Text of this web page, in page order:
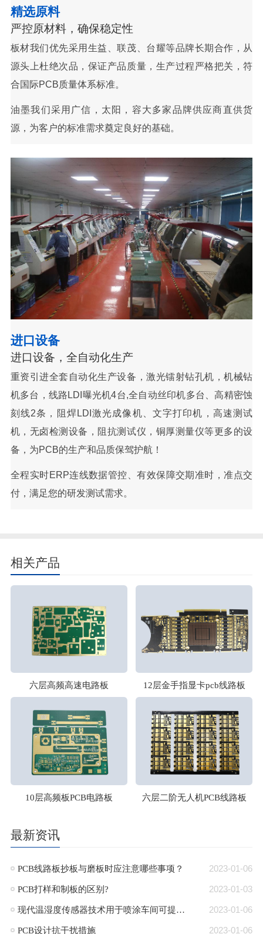
精选原料
严控原材料，确保稳定性
板材我们优先采用生益、联茂、台耀等品牌长期合作，从
源头上杜绝次品，保证产品质量，生产过程严格把关，符
合国际PCB质量体系标准。
油墨我们采用广信，太阳，容大多家品牌供应商直供货
源，为客户的标准需求奠定良好的基础。
进口设备
进口设备，全自动化生产
重资引进全套自动化生产设备，激光镭射钻孔机，机械钻
机多台，线路LDI曝光机4台,全自动丝印机多台、高精密蚀
刻线2条，阻焊LDI激光成像机、文字打印机，高速测试
机，无卤检测设备，阻抗测试仪，铜厚测量仪等更多的设
备，为PCB的生产和品质保驾护航！
全程实时ERP连线数据管控、有效保障交期准时，准点交
付，满足您的研发测试需求。
相关产品
六层高频高速电路板 12层金手指显卡pcb线路板
10层高频板PCB电路板 六层二阶无人机PCB线路板
最新资讯
2023-01-06
PCB线路板抄板与磨板时应注意哪些事项？
2023-01-03
PCB打样和制板的区别?
2023-01-06
现代温湿度传感器技术用于喷涂车间可提高生产品质
2023-01-06
PCB设计抗干扰措施